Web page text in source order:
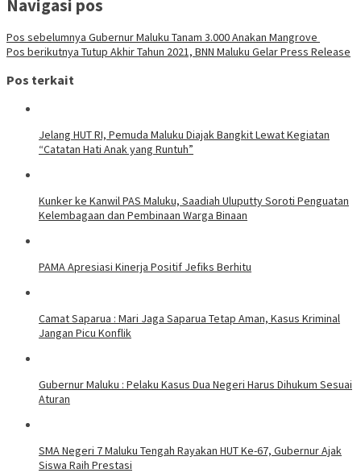
Navigasi pos
Pos sebelumnya Gubernur Maluku Tanam 3.000 Anakan Mangrove
Pos berikutnya Tutup Akhir Tahun 2021, BNN Maluku Gelar Press Release
Pos terkait
Jelang HUT RI, Pemuda Maluku Diajak Bangkit Lewat Kegiatan
“Catatan Hati Anak yang Runtuh”
Kunker ke Kanwil PAS Maluku, Saadiah Uluputty Soroti Penguatan
Kelembagaan dan Pembinaan Warga Binaan
PAMA Apresiasi Kinerja Positif Jefiks Berhitu
Camat Saparua : Mari Jaga Saparua Tetap Aman, Kasus Kriminal
Jangan Picu Konflik
Gubernur Maluku : Pelaku Kasus Dua Negeri Harus Dihukum Sesuai
Aturan
SMA Negeri 7 Maluku Tengah Rayakan HUT Ke-67, Gubernur Ajak
Siswa Raih Prestasi